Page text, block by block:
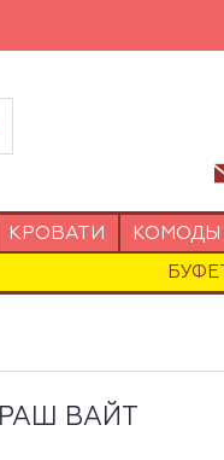
КРОВАТИ КОМОДЫ
ВАЙТ